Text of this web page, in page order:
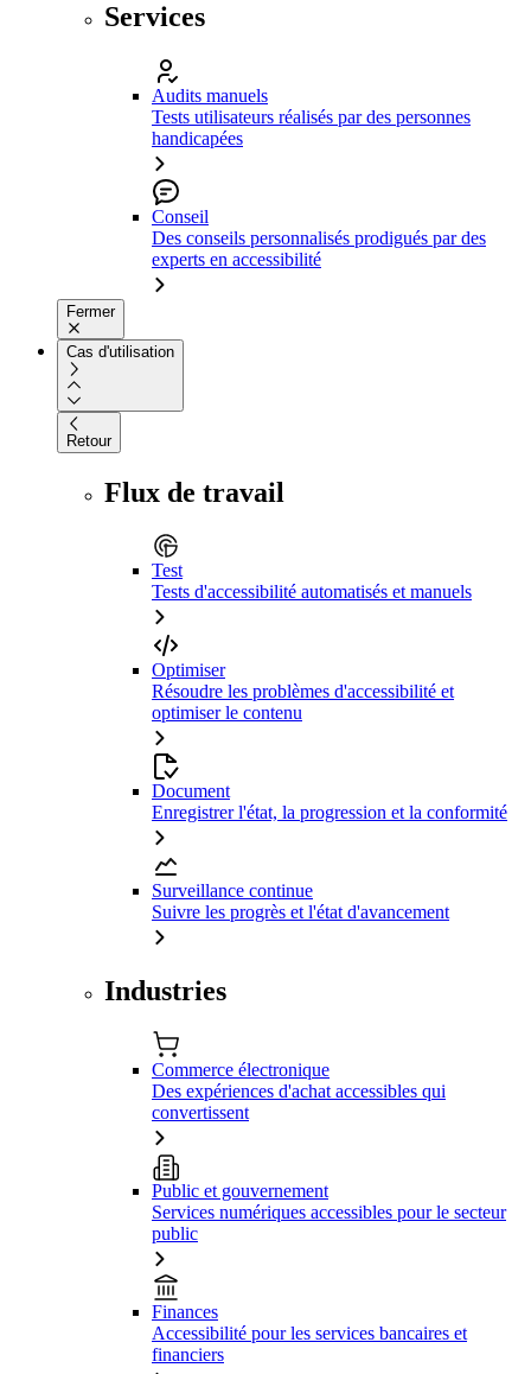
Services
Audits manuels
Tests utilisateurs réalisés par des personnes
handicapées
Conseil
Des conseils personnalisés prodigués par des
experts en accessibilité
Fermer
Cas d'utilisation
Retour
Flux de travail
Test
Tests d'accessibilité automatisés et manuels
Optimiser
Résoudre les problèmes d'accessibilité et
optimiser le contenu
Document
Enregistrer l'état, la progression et la conformité
Surveillance continue
Suivre les progrès et l'état d'avancement
Industries
Commerce électronique
Des expériences d'achat accessibles qui
convertissent
Public et gouvernement
Services numériques accessibles pour le secteur
public
Finances
Accessibilité pour les services bancaires et
financiers